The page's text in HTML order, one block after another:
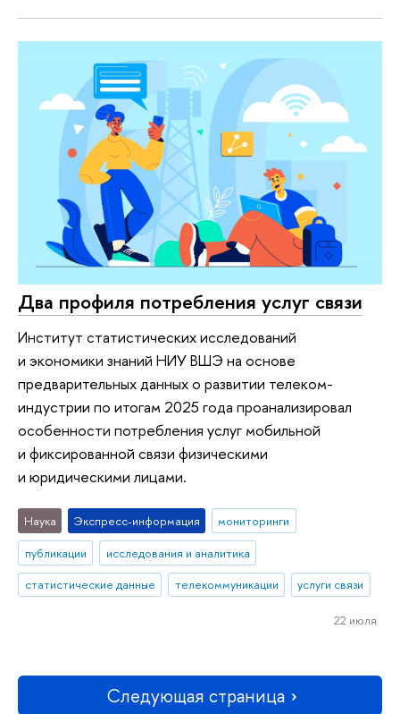
Два профиля потребления услуг связи
Институт статистических исследований
и экономики знаний НИУ ВШЭ на основе
предварительных данных о развитии телеком-
индустрии по итогам 2025 года проанализировал
особенности потребления услуг мобильной
и фиксированной связи физическими
и юридическими лицами.
Наука Экспресс-информация
мониторинги
публикации
исследования и аналитика
статистические данные
телекоммуникации услуги связи
22 июля
Следующая страница